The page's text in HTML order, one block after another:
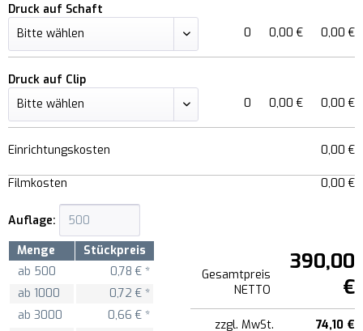
Druck auf Schaft
0
0,00 € 0,00 €
Druck auf Clip
0
0,00 € 0,00 €
Einrichtungskosten 0,00 €
Filmkosten 0,00 €
Auflage:
Menge
Stückpreis
ab 500
0,78 € *
ab 1000
0,72 € *
ab 3000
0,66 € *
Gesamtpreis
NETTO
390,00
€
zzgl. MwSt.
74,10 €